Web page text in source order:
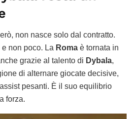
non nasce solo dal contratto.
e non poco. La Roma è tornata in
grazie al talento di Dybala,
di alternare giocate decisive,
pesanti. È il suo equilibrio
forza.